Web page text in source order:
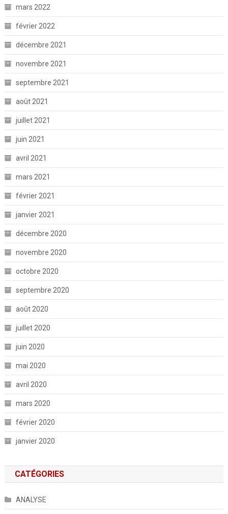
mars 2022
février 2022
décembre 2021
novembre 2021
septembre 2021
août 2021
juillet 2021
juin 2021
avril 2021
mars 2021
février 2021
janvier 2021
décembre 2020
novembre 2020
octobre 2020
septembre 2020
août 2020
juillet 2020
juin 2020
mai 2020
avril 2020
mars 2020
février 2020
janvier 2020
CATÉGORIES
ANALYSE